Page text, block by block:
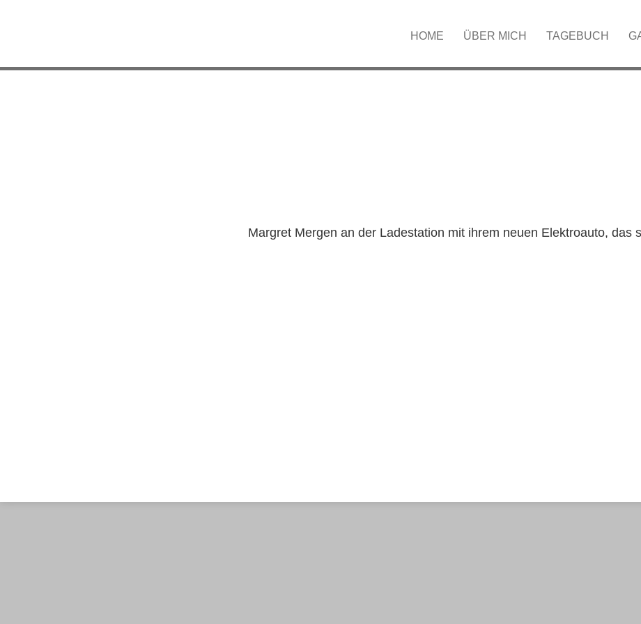
HOME ÜBER MICH TAGEBUCH
Margret Mergen an der Ladestation mit ihrem neuen Elektroauto, das